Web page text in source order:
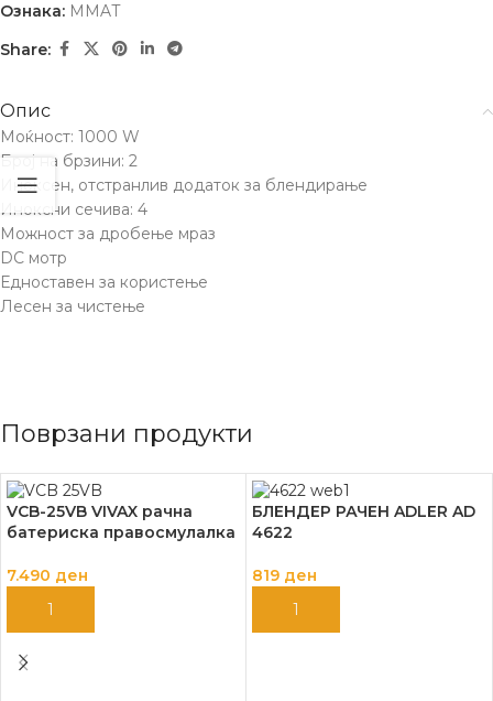
Ознака: MMAT
Share:
Опис
Моќност: 1000 W
Број на брзини: 2
Иноксен, отстранлив додаток за блендирање
Иноксни сечива: 4
Можност за дробење мраз
DC мотр
Едноставен за користење
Лесен за чистење
Поврзани продукти
VCB-25VB VIVAX рачна
батериска правосмулалка
7.490 ден
ДОДАЈ ВО КОШНИЦА
БЛЕНДЕР РАЧЕН ADLER AD
4622
819 ден
ДОДАЈ ВО КОШНИЦА